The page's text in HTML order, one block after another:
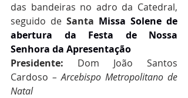
das bandeiras no adro da Catedral,
seguido de Santa Missa Solene de
abertura da Festa de Nossa
Senhora da Apresentação
Presidente: Dom João Santos
Cardoso – Arcebispo Metropolitano de
Natal